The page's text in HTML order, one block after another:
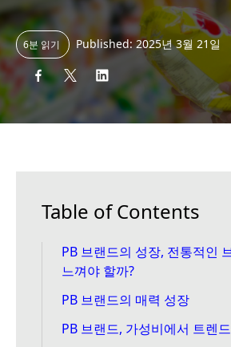
6분 읽기 Published: 2025년 3월 21일
Table of Contents
PB 브랜드의 성장, 전통적인
느껴야 할까?
PB 브랜드의 매력 성장
PB 브랜드, 가성비에서 트렌